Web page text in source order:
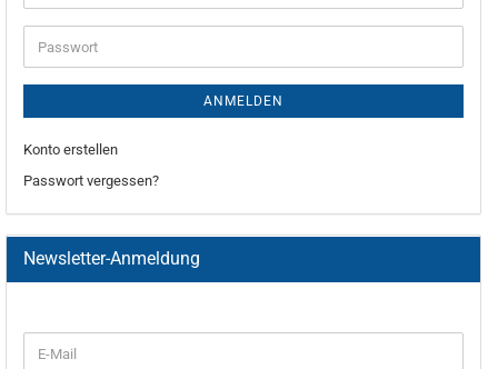
ANMELDEN
Konto erstellen
Passwort vergessen?
Newsletter-Anmeldung